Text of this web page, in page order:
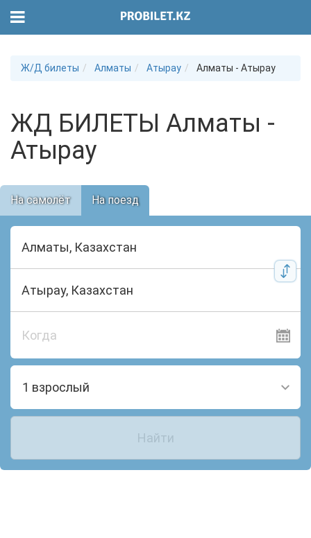
Ж/Д билеты Алматы Атырау Алматы - Атырау
ЖД БИЛЕТЫ Алматы -
Атырау
На самолёт На поезд
Когда
1 взрослый
Найти